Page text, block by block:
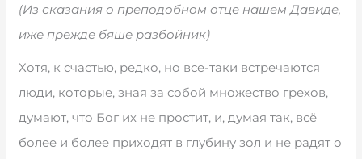
(Из сказания о преподобном отце нашем Давиде,
иже прежде бяше разбойник)
Хотя, к счастью, редко, но все-таки встречаются
люди, которые, зная за собой множество грехов,
думают, что Бог их не простит, и, думая так, всё
более и более приходят в глубину зол и не радят о